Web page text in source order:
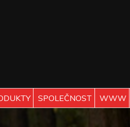
SPOLEČNOST WWW